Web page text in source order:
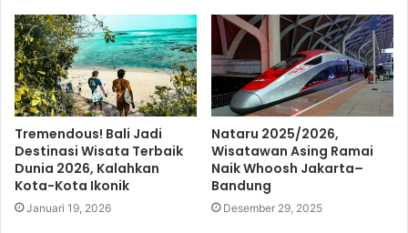
Tremendous! Bali Jadi
Destinasi Wisata Terbaik
Dunia 2026, Kalahkan
Kota-Kota Ikonik
Januari 19, 2026
Nataru 2025/2026,
Wisatawan Asing Ramai
Naik Whoosh Jakarta–
Bandung
Desember 29, 2025